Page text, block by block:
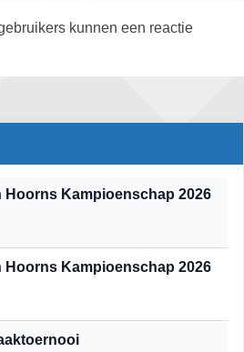
kunnen een reactie
Hoorns Kampioenschap 2026
Hoorns Kampioenschap 2026